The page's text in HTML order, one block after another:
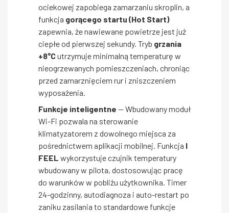
ociekowej zapobiega zamarzaniu skroplin, a
funkcja gorącego startu (Hot Start)
zapewnia, że nawiewane powietrze jest już
ciepłe od pierwszej sekundy. Tryb grzania
+8°Cutrzymuje minimalną temperaturę w
nieogrzewanych pomieszczeniach, chroniąc
przed zamarznięciem rur i zniszczeniem
wyposażenia.
Funkcje inteligentne — Wbudowany moduł
Wi-Fi pozwala na sterowanie
klimatyzatorem z dowolnego miejsca za
pośrednictwem aplikacji mobilnej. Funkcja I
FEEL wykorzystuje czujnik temperatury
wbudowany w pilota, dostosowując pracę
do warunków w pobliżu użytkownika. Timer
24-godzinny, autodiagnoza i auto-restart po
zaniku zasilania to standardowe funkcje